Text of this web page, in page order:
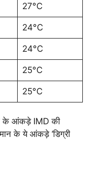
27°C
24°C
24°C
25°C
25°C
के आंकड़े IMD की
के ये आंकड़े ‘डिग्री